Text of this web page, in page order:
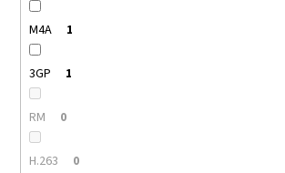
M4A 1
3GP 1
RM 0
H.263 0